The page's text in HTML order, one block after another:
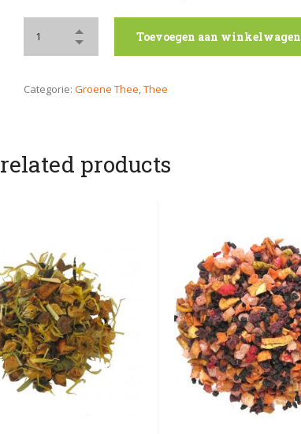
Toevoegen aan winkelwagen
Categorie: Groene Thee,Thee
related products